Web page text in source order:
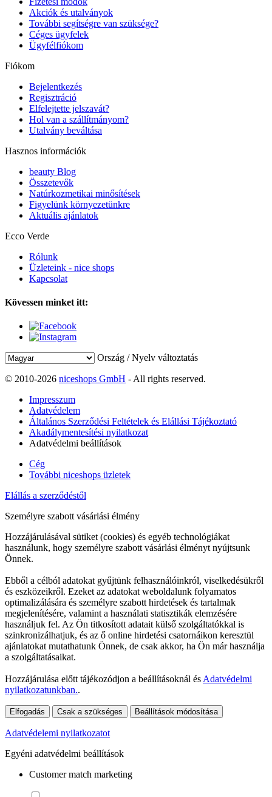
Akciók és utalványok
További segítségre van szüksége?
Céges ügyfelek
Ügyfélfiókom
Fiókom
Bejelentkezés
Regisztráció
Elfelejtette jelszavát?
Hol van a szállítmányom?
Utalvány beváltása
Hasznos információk
beauty Blog
Összetevők
Natúrkozmetikai minősítések
Figyelünk környezetünkre
Aktuális ajánlatok
Ecco Verde
Rólunk
Üzleteink - nice shops
Kapcsolat
Kövessen minket itt:
Ország / Nyelv változtatás
© 2010-2026 niceshops GmbH - All rights reserved.
Impresszum
Adatvédelem
Általános Szerződési Feltételek és Elállási Tájékoztató
Akadálymentesítési nyilatkozat
Adatvédelmi beállítások
Cég
További niceshops üzletek
Elállás a szerződéstől
Személyre szabott vásárlási élmény
Hozzájárulásával sütiket (cookies) és egyéb technológiákat
használunk, hogy személyre szabott vásárlási élményt nyújtsunk
Önnek.
Ebből a célból adatokat gyűjtünk felhasználóinkról, viselkedésükről
és eszközeikről. Ezeket az adatokat weboldalunk folyamatos
optimalizálására és személyre szabott hirdetések és tartalmak
megjelenítésére, valamint a használati statisztikák elemzésére
használjuk fel. Az Ön titkosított adatait külső szolgáltatókkal is
szinkronizálhatjuk, és az ő online hirdetési csatornáikon keresztül
ajánlatokat mutathatunk Önnek, de csak akkor, ha Ön már használja
a szolgáltatásaikat.
Hozzájárulása előtt tájékozódjon a beállításoknál és Adatvédelmi
nyilatkozatunkban..
Elfogadás Csak a szükséges Beállítások módosítása
Adatvédelemi nyilatkozatot
Egyéni adatvédelmi beállítások
Customer match marketing